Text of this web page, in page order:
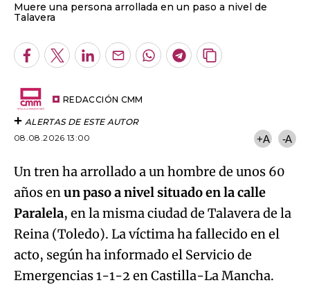
Muere una persona arrollada en un paso a nivel de
Talavera
Facebook
TwitterLinkedInEnviarWhatsapp
Telegram
Copiar
REDACCIÓN CMM
ALERTAS DE ESTE AUTOR
08.08.2026 13:00
+A -A
Un tren ha arrollado a un hombre de unos 60
años enun paso a nivel situado en la calle
Paralela, en la misma ciudad de Talavera de la
Reina (Toledo). La víctima ha fallecido en el
acto, según ha informado el Servicio de
Emergencias 1-1-2 en Castilla-La Mancha.
Algo salió mal.